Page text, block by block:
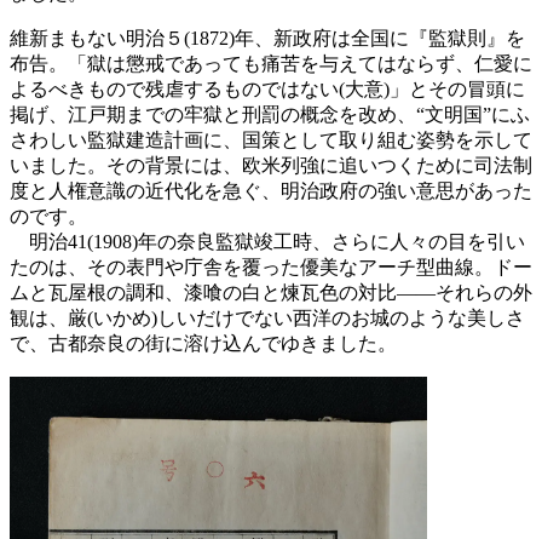
維新まもない明治５(1872)年、新政府は全国に『監獄則』を
布告。「獄は懲戒であっても痛苦を与えてはならず、仁愛に
よるべきもので残虐するものではない(大意)」とその冒頭に
掲げ、江戸期までの牢獄と刑罰の概念を改め、“文明国”にふ
さわしい監獄建造計画に、国策として取り組む姿勢を示して
いました。その背景には、欧米列強に追いつくために司法制
度と人権意識の近代化を急ぐ、明治政府の強い意思があった
のです。
明治41(1908)年の奈良監獄竣工時、さらに人々の目を引い
たのは、その表門や庁舎を覆った優美なアーチ型曲線。ドー
ムと瓦屋根の調和、漆喰の白と煉瓦色の対比——それらの外
観は、厳(いかめ)しいだけでない西洋のお城のような美しさ
で、古都奈良の街に溶け込んでゆきました。